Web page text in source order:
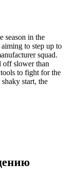
season in the
to step up to
squad.
off slower than
to fight for the
start, the